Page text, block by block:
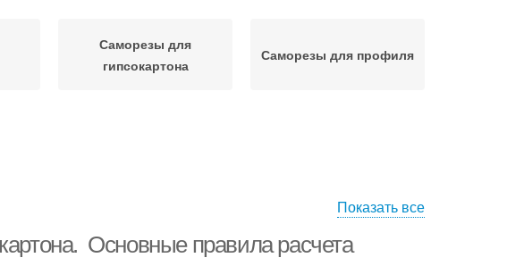
Саморезы для
гипсокартона
Саморезы для профиля
Показать все
Основные правила расчета